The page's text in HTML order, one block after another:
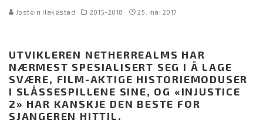
Jostein Hakestad 2015-2018 25. mai 2017
UTVIKLEREN NETHERREALMS HAR
NÆRMEST SPESIALISERT SEG I Å LAGE
SVÆRE, FILM-AKTIGE HISTORIEMODUSER
I SLÅSSESPILLENE SINE, OG «INJUSTICE
2» HAR KANSKJE DEN BESTE FOR
SJANGEREN HITTIL.